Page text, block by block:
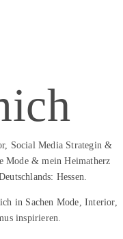
Social Media Strategin &
Mode & mein Heimatherz
Hessen.
in Sachen Mode, Interior,
inspirieren.